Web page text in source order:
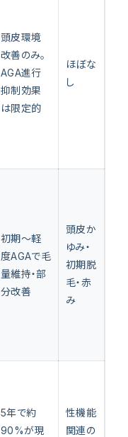
頭皮環境
改善のみ。
AGA進行
抑制効果
は限定的
ほぼな
し
初期〜軽
度AGAで毛
量維持・部
分改善
頭皮か
ゆみ・
初期脱
毛・赤
み
5年で約
90%が現
性機能
関連の